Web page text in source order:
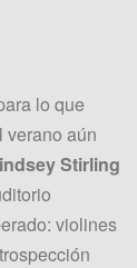
lo que
verano aún
Stirling
violines